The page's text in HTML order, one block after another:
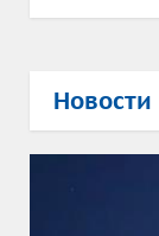
Новости